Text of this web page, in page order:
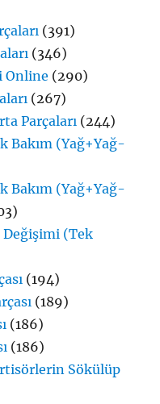
(391)
(346)
Online (290)
(267)
Parçaları (244)
Bakım (Yağ+Yağ-
Bakım (Yağ+Yağ-
Değişimi (Tek
(194)
(189)
(186)
(186)
Sökülüp